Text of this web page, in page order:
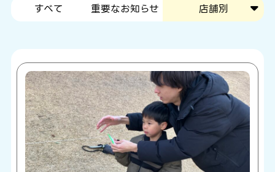
すべて 重要なお知らせ 店舗別